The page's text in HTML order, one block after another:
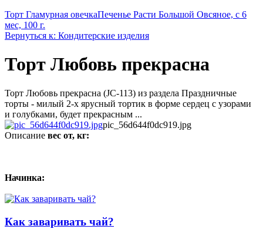
Торт Гламурная овечкаПеченье Расти Большой Овсяное, с 6
мес, 100 г.
Вернуться к: Кондитерские изделия
Торт Любовь прекрасна
Торт Любовь прекрасна (JC-113) из раздела Праздничные
торты - милый 2-х ярусный тортик в форме сердец с узорами
и голубками, будет прекрасным ...
pic_56d644f0dc919.jpg
Описание вес от, кг:
Начинка:
Как заваривать чай?